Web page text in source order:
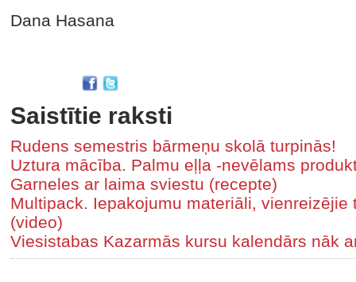
Dana Hasana
Saistītie raksti
Rudens semestris bārmeņu skolā turpinās!
Uztura mācība. Palmu eļļa -nevēlams
Garneles ar laima sviestu (recepte)
Multipack. Iepakojumu materiāli,
(video)
Viesistabas Kazarmās kursu kalendārs nāk